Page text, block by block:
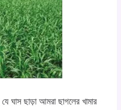
ঘাস ছাড়া আমরা ছাগলের খামার